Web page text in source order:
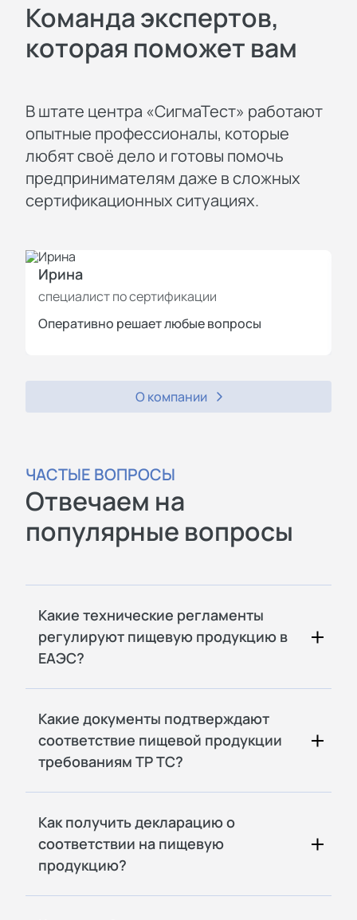
Команда экспертов,
которая поможет вам
В штате центра «СигмаТест» работают
опытные профессионалы, которые
любят своё дело и готовы помочь
предпринимателям даже в сложных
сертификационных ситуациях.
Ирина
специалист по сертификации
Оперативно решает любые вопросы
О компании
ЧАСТЫЕ ВОПРОСЫ
Отвечаем на
популярные вопросы
Какие технические регламенты
регулируют пищевую продукцию в
ЕАЭС?
Какие документы подтверждают
соответствие пищевой продукции
требованиям ТР ТС?
Как получить декларацию о
соответствии на пищевую
продукцию?